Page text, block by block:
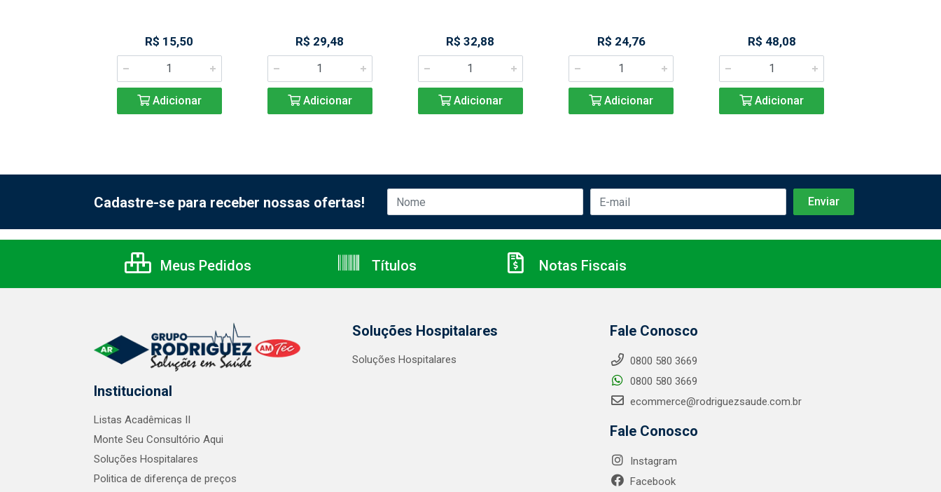
R$ 15,50
Adicionar
R$ 29,48
Adicionar
R$ 32,88
Adicionar
R$ 24,76
Adicionar
R$ 48,08
Adicionar
Cadastre-se para receber nossas ofertas!
Meus Pedidos Títulos Notas Fiscais
Institucional
Listas Acadêmicas II
Monte Seu Consultório Aqui
Soluções Hospitalares
Politica de diferença de preços
Soluções Hospitalares
Soluções Hospitalares
Fale Conosco
0800 580 3669
0800 580 3669
ecommerce@rodriguezsaude.com.br
Fale Conosco
Instagram
Facebook